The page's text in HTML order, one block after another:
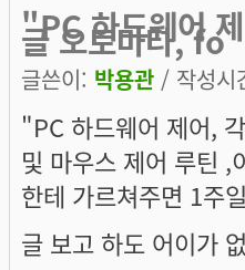
"PC 하드웨어
글 오토마타, fo
글쓴이: 박용관 / 작성
"PC 하드웨어 제어,
및 마우스 제어 루틴 ,
한테 가르쳐주면 1주
글 보고 하도 어이가